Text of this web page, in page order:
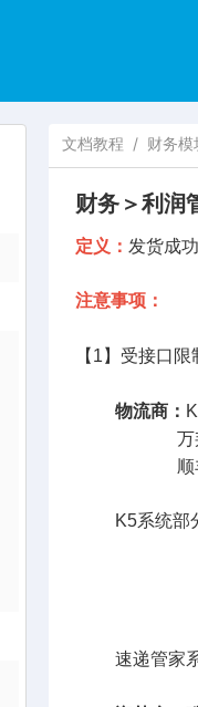
文档教程 / 财务模
财务＞利润
定义： 发货成
注意事项：
【1】受接口
物流商：
万邦速达、
顺丰国际跨
K5系统部分
速递管家系